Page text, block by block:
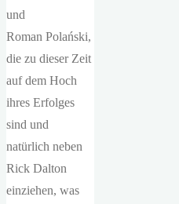
und
Roman Polański,
die zu dieser Zeit
auf dem Hoch
ihres Erfolges
sind und
natürlich neben
Rick Dalton
einziehen, was